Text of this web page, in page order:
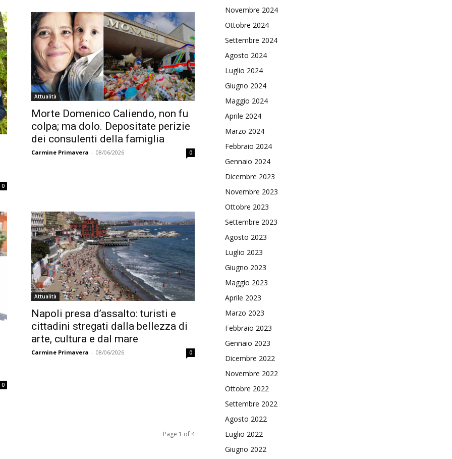
0
Attualità
Morte Domenico Caliendo, non fu
colpa; ma dolo. Depositate perizie
dei consulenti della famiglia
Carmine Primavera - 08/06/2026 0
0
Attualità
Napoli presa d’assalto: turisti e
cittadini stregati dalla bellezza di
arte, cultura e dal mare
Carmine Primavera - 08/06/2026 0
Page 1 of 4
Novembre 2024
Ottobre 2024
Settembre 2024
Agosto 2024
Luglio 2024
Giugno 2024
Maggio 2024
Aprile 2024
Marzo 2024
Febbraio 2024
Gennaio 2024
Dicembre 2023
Novembre 2023
Ottobre 2023
Settembre 2023
Agosto 2023
Luglio 2023
Giugno 2023
Maggio 2023
Aprile 2023
Marzo 2023
Febbraio 2023
Gennaio 2023
Dicembre 2022
Novembre 2022
Ottobre 2022
Settembre 2022
Agosto 2022
Luglio 2022
Giugno 2022